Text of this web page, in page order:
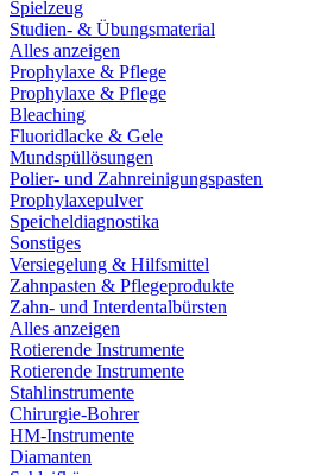
Spielzeug
Studien- & Übungsmaterial
Alles anzeigen
Prophylaxe & Pflege
Prophylaxe & Pflege
Bleaching
Fluoridlacke & Gele
Mundspüllösungen
Polier- und Zahnreinigungspasten
Prophylaxepulver
Speicheldiagnostika
Sonstiges
Versiegelung & Hilfsmittel
Zahnpasten & Pflegeprodukte
Zahn- und Interdentalbürsten
Alles anzeigen
Rotierende Instrumente
Rotierende Instrumente
Stahlinstrumente
Chirurgie-Bohrer
HM-Instrumente
Diamanten